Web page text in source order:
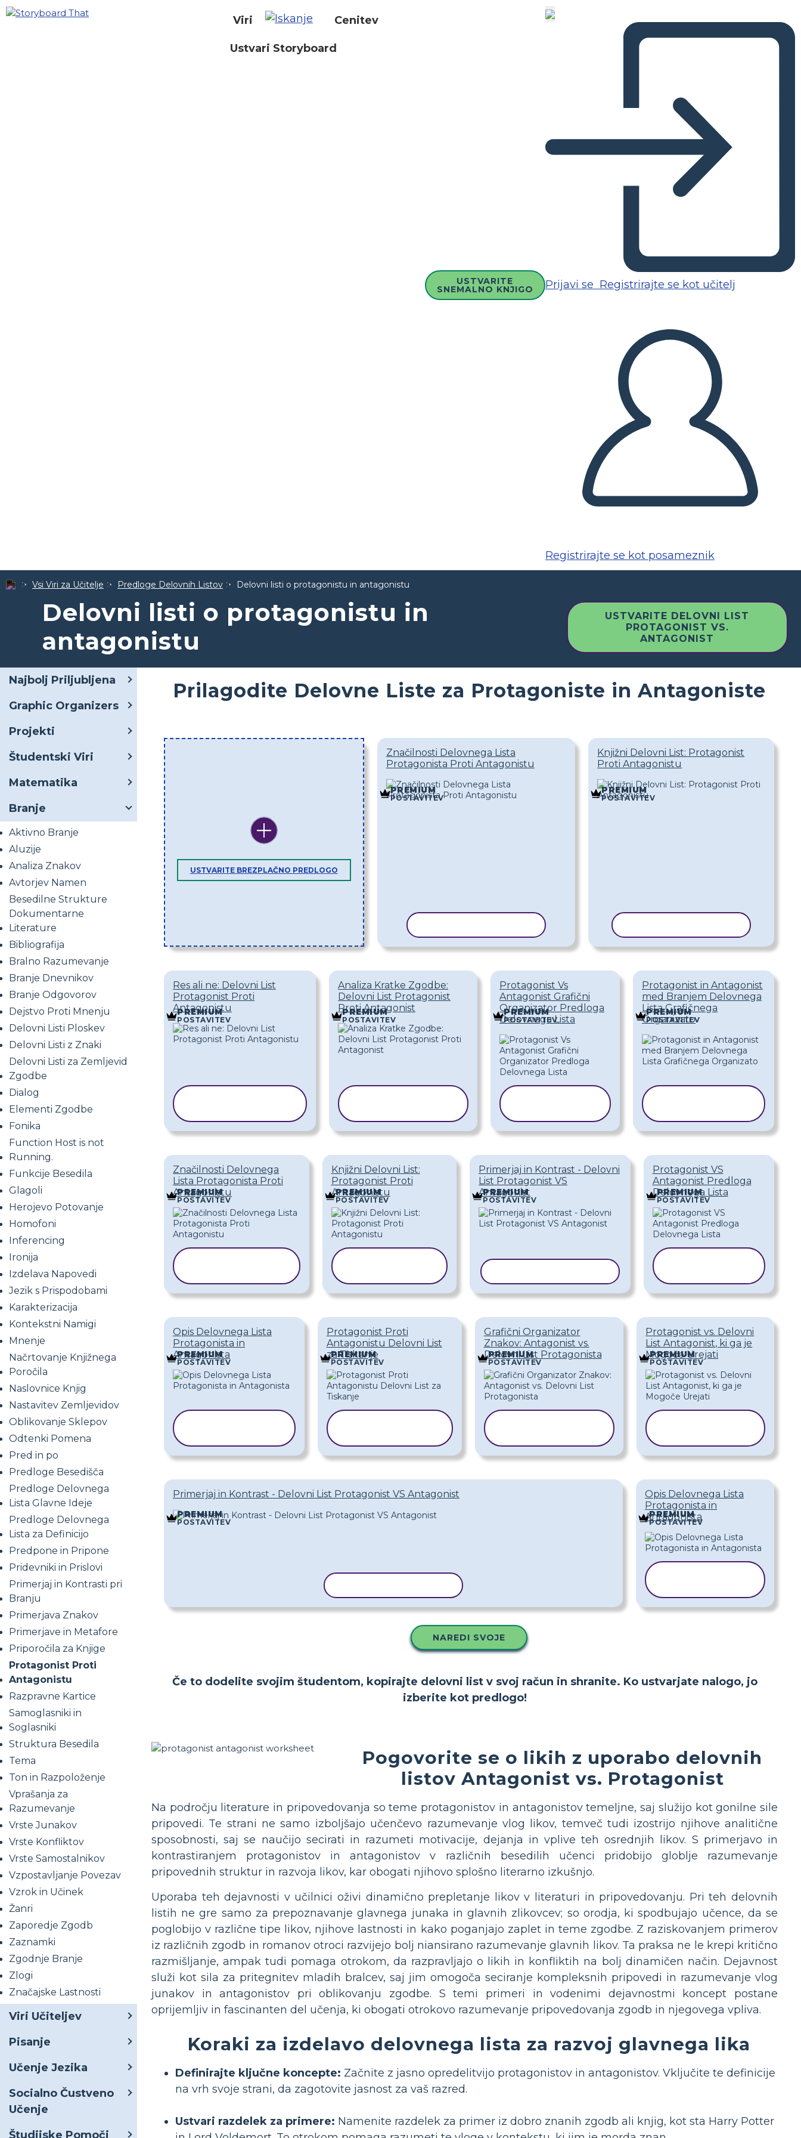
Viri Cenitev
Ustvari Storyboard
USTVARITE
SNEMALNO KNJIGO Prijavi se Registrirajte se kot učitelj
Registrirajte se kot posameznik
Vsi Viri za Učitelje Predloge Delovnih Listov Delovni listi o protagonistu in antagonistu
Delovni listi o protagonistu in
antagonistu
USTVARITE DELOVNI LIST
PROTAGONIST VS.
ANTAGONIST
Najbolj Priljubljena
Graphic Organizers
Projekti
Študentski Viri
Matematika
Branje
Aktivno Branje
Aluzije
Analiza Znakov
Avtorjev Namen
Besedilne Strukture
Dokumentarne
Literature
Bibliografija
Bralno Razumevanje
Branje Dnevnikov
Branje Odgovorov
Dejstvo Proti Mnenju
Delovni Listi Ploskev
Delovni Listi z Znaki
Delovni Listi za Zemljevid
Zgodbe
Dialog
Elementi Zgodbe
Fonika
Function Host is not
Running.
Funkcije Besedila
Glagoli
Herojevo Potovanje
Homofoni
Inferencing
Ironija
Izdelava Napovedi
Jezik s Prispodobami
Karakterizacija
Kontekstni Namigi
Mnenje
Načrtovanje Knjižnega
Poročila
Naslovnice Knjig
Nastavitev Zemljevidov
Oblikovanje Sklepov
Odtenki Pomena
Pred in po
Predloge Besedišča
Predloge Delovnega
Lista Glavne Ideje
Predloge Delovnega
Lista za Definicijo
Predpone in Pripone
Pridevniki in Prislovi
Primerjaj in Kontrasti pri
Branju
Primerjava Znakov
Primerjave in Metafore
Priporočila za Knjige
Protagonist Proti
Antagonistu
Razpravne Kartice
Samoglasniki in
Soglasniki
Struktura Besedila
Tema
Ton in Razpoloženje
Vprašanja za
Razumevanje
Vrste Junakov
Vrste Konfliktov
Vrste Samostalnikov
Vzpostavljanje Povezav
Vzrok in Učinek
Žanri
Zaporedje Zgodb
Zaznamki
Zgodnje Branje
Zlogi
Značajske Lastnosti
Viri Učiteljev
Pisanje
Učenje Jezika
Socialno Čustveno
Učenje
Študijske Pomoči
Prilagodite Delovne Liste za Protagoniste in Antagoniste
USTVARITE BREZPLAČNO PREDLOGO
Značilnosti Delovnega Lista
Protagonista Proti Antagonistu
PREMIUM
POSTAVITEV
Knjižni Delovni List: Protagonist
Proti Antagonistu
PREMIUM
POSTAVITEV
Res ali ne: Delovni List
Protagonist Proti
Antagonistu
PREMIUM
POSTAVITEV
Analiza Kratke Zgodbe:
Delovni List Protagonist
Proti Antagonist
PREMIUM
POSTAVITEV
Protagonist Vs
Antagonist Grafični
Organizator Predloga
Delovnega Lista
PREMIUM
POSTAVITEV
Protagonist in Antagonist
med Branjem Delovnega
Lista Grafičnega
Organizato
PREMIUM
POSTAVITEV
Značilnosti Delovnega
Lista Protagonista Proti
Antagonistu
PREMIUM
POSTAVITEV
Knjižni Delovni List:
Protagonist Proti
Antagonistu
PREMIUM
POSTAVITEV
Primerjaj in Kontrast - Delovni
List Protagonist VS
Antagonist
PREMIUM
POSTAVITEV
Protagonist VS
Antagonist Predloga
Delovnega Lista
PREMIUM
POSTAVITEV
Opis Delovnega Lista
Protagonista in
Antagonista
PREMIUM
POSTAVITEV
Protagonist Proti
Antagonistu Delovni List
za Tiskanje
PREMIUM
POSTAVITEV
Grafični Organizator
Znakov: Antagonist vs.
Delovni List Protagonista
PREMIUM
POSTAVITEV
Protagonist vs. Delovni
List Antagonist, ki ga je
Mogoče Urejati
PREMIUM
POSTAVITEV
Primerjaj in Kontrast - Delovni List Protagonist VS Antagonist
PREMIUM
POSTAVITEV
Opis Delovnega Lista
Protagonista in
Antagonista
PREMIUM
POSTAVITEV
NAREDI SVOJE
Če to dodelite svojim študentom, kopirajte delovni list v svoj račun in shranite. Ko ustvarjate nalogo, jo
izberite kot predlogo!
Pogovorite se o likih z uporabo delovnih
listov Antagonist vs. Protagonist
Na področju literature in pripovedovanja so teme protagonistov in antagonistov temeljne, saj služijo kot gonilne sile
pripovedi. Te strani ne samo izboljšajo učenčevo razumevanje vlog likov, temveč tudi izostrijo njihove analitične
sposobnosti, saj se naučijo secirati in razumeti motivacije, dejanja in vplive teh osrednjih likov. S primerjavo in
kontrastiranjem protagonistov in antagonistov v različnih besedilih učenci pridobijo globlje razumevanje
pripovednih struktur in razvoja likov, kar obogati njihovo splošno literarno izkušnjo.
Uporaba teh dejavnosti v učilnici oživi dinamično prepletanje likov v literaturi in pripovedovanju. Pri teh delovnih
listih ne gre samo za prepoznavanje glavnega junaka in glavnih zlikovcev; so orodja, ki spodbujajo učence, da se
poglobijo v različne tipe likov, njihove lastnosti in kako poganjajo zaplet in teme zgodbe. Z raziskovanjem primerov
iz različnih zgodb in romanov otroci razvijejo bolj niansirano razumevanje glavnih likov. Ta praksa ne le krepi kritično
razmišljanje, ampak tudi pomaga otrokom, da razpravljajo o likih in konfliktih na bolj dinamičen način. Dejavnost
služi kot sila za pritegnitev mladih bralcev, saj jim omogoča seciranje kompleksnih pripovedi in razumevanje vlog
junakov in antagonistov pri oblikovanju zgodbe. S temi primeri in vodenimi dejavnostmi koncept postane
oprijemljiv in fascinanten del učenja, ki obogati otrokovo razumevanje pripovedovanja zgodb in njegovega vpliva.
Koraki za izdelavo delovnega lista za razvoj glavnega lika
Definirajte ključne koncepte: Začnite z jasno opredelitvijo protagonistov in antagonistov. Vključite te definicije
na vrh svoje strani, da zagotovite jasnost za vaš razred.
Ustvari razdelek za primere: Namenite razdelek za primer iz dobro znanih zgodb ali knjig, kot sta Harry Potter